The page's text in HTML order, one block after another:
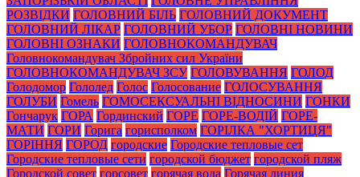
РОЗВІДКИ ГОЛОВНИЙ БІЛЬ ГОЛОВНИЙ ДОКУМЕНТ
ГОЛОВНИЙ ЛІКАР ГОЛОВНИЙ УБОР ГОЛОВНІ НОВИНИ
ГОЛОВНІ ОЗНАКИ ГОЛОВНОКОМАНДУВАЧ
Головнокомандувач Збройних сил України
ГОЛОВНОКОМАНДУВАЧ ЗСУ ГОЛОВУВАННЯ ГОЛОД
Голодомор Гололед Голос Голосование ГОЛОСУВАННЯ
ГОЛУБИ Гомель ГОМОСЕКСУАЛЬНІ ВІДНОСИНИ ГОНКИ
Гончарук ГОРА Гординский ГОРЕ ГОРЕ-ВОДІЙ ГОРЕ-
МАТИ ГОРИ Горига горисполком ГОРІЛКА "ХОРТИЦЯ"
ГОРІННЯ ГОРОД городские Городские тепловые сет
Городские тепловые сети городской бюджет городской пляж
Городской совет горсовет горячая вода Горячая линия